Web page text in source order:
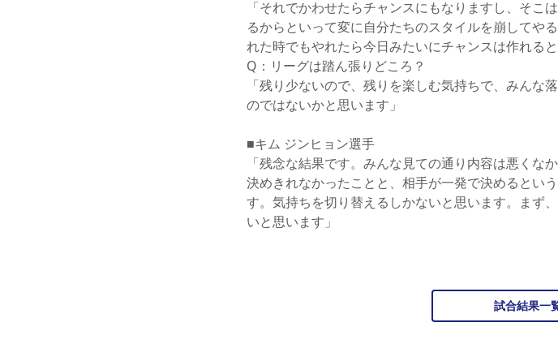
「それでかわせたらチャンスにもなりますし、そ
るからといって変に自分たちのスタイルを崩してや
れた時でもやれたら今日みたいにチャンスは作れると
Q：リーグは踏ん張りどころ？
「残り少ないので、残りを楽しむ気持ちで、みんな
のではないかと思います」
■キム ジンヒョン選手
「残念な結果です。みんな見ての通り内容は悪く
決めきれなかったことと、相手が一発で決めるとい
す。気持ちを切り替えるしかないと思います。まず
いと思います」
試合結果一